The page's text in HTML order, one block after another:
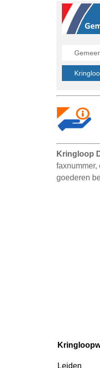
Kringloop
goederen
Leiden